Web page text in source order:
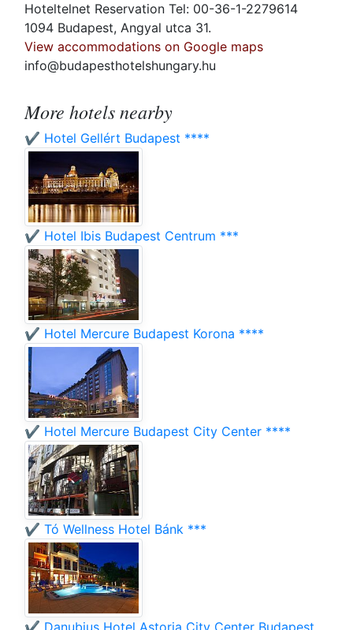
Hoteltelnet Reservation Tel: 00-36-1-2279614
1094 Budapest, Angyal utca 31.
View accommodations on Google maps
info@budapesthotelshungary.hu
More hotels nearby
✔️ Hotel Gellért Budapest ****
✔️ Hotel Ibis Budapest Centrum ***
✔️ Hotel Mercure Budapest Korona ****
✔️ Hotel Mercure Budapest City Center ****
✔️ Tó Wellness Hotel Bánk ***